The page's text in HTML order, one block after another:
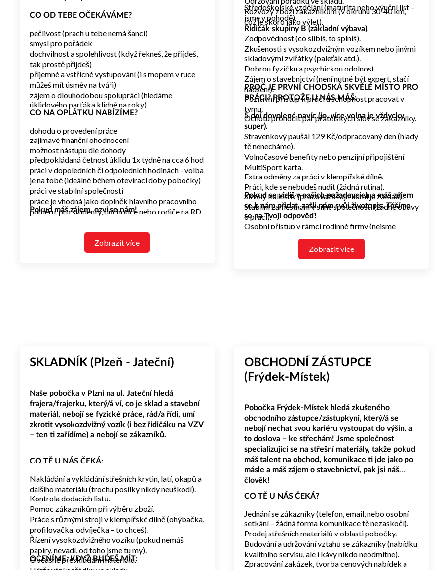
CO OD TEBE OČEKÁVÁME?
pečlivost (prach u tebe nemá šanci)
smysl pro pořádek
dochvilnost a spolehlivost (když řekneš, že přijdeš,
tak prostě přijdeš)
příjemné a vstřícné vystupování (i s mopem v ruce
můžeš mít úsměv na tváři)
zájem o dlouhodobou spolupráci (hledáme
úklidového parťáka klidně na roky)
CO NA OPLÁTKU NABÍZÍME?
dohodu o provedení práce
zajímavé finanční ohodnocení
možnost nástupu dle dohody
předpokládaná četnost úklidu 1x týdně na cca 6 hod
práci v dopoledních či odpoledních hodinách - volba
je na tobě (ideálně během otevírací doby pobočky)
práci ve stabilní společnosti
práce je vhodná jako doplněk hlavního pracovního
poměru, pro studenty, důchodce nebo rodiče na RD
Pokud máš zájem, ozvi se nám!
Zobrazit více
Rozvozy zboží zákazníkům (v okruhu 30-40 km,
což je skoro jako výlet).
Středoškolské vzdělání (maturita nebo výuční list –
jsme v pohodě).
Řidičák skupiny B (základní výbava).
Zodpovědnost (co slíbíš, to splníš).
Zkušenosti s vysokozdvižným vozíkem nebo jinými
skladovými zvířátky (paleťák atd.).
Dobrou fyzičku a psychickou odolnost.
Zájem o stavebnictví (není nutné být expert, stačí
nadšení).
Pozitivní přístup k práci a schopnost pracovat v
týmu.
Ochotu prohodit pár přátelských slov se zákazníky.
PROČ JE PRVNÍ CHODSKÁ SKVĚLÉ MÍSTO PRO
PRÁCI? PROTOŽE U NÁS MÁŠ:
5 dní dovolené navíc (jo, více volna je vždycky
super).
Stravenkový paušál 129 Kč/odpracovaný den (hlady
tě nenecháme).
Volnočasové benefity nebo penzijní připojištění.
MultiSport karta.
Extra odměny za práci v klempířské dílně.
Práci, kde se nebudeš nudit (žádná rutina).
Skvělý kolektiv (pracovat s fajn lidmi je základ).
Stabilní zaměstnání v silné společnosti (žádné obavy
o práci).
Osobní přístup v rámci rodinné firmy (nejsme
Firemní akce a teambuildingy.
Zaměstnanecké slevy na prodávané zboží.
Pokud se vidíš v našich požadavcích a máš zájem
se k nám přidat, zašli nám svůj životopis. Těšíme
se na Tvoji odpověď!
Zobrazit více
SKLADNÍK (Plzeň - Jateční)
Naše pobočka v Plzni na ul. Jateční hledá
frajera/frajerku, který/á ví, co je sklad a stavební
materiál, nebojí se fyzické práce, rád/a řídí, umí
zkrotit vysokozdvižný vozík (i bez řidičáku na VZV
– ten ti zařídíme) a nebojí se zákazníků.
CO TĚ U NÁS ČEKÁ:
Nakládání a vykládání střešních krytin, latí, okapů a
dalšího materiálu (trochu posilky nikdy neuškodí).
Kontrola dodacích listů.
Pomoc zákazníkům při výběru zboží.
Práce s různými stroji v klempířské dílně (ohýbačka,
profilovačka, odvíječka – to chceš).
Řízení vysokozdvižného vozíku (pokud nemáš
papíry, nevadí, od toho jsme tu my).
Občasné přeskládání materiálu.
OCENÍME, KDYŽ BUDEŠ MÍT:
OBCHODNÍ ZÁSTUPCE
(Frýdek-Místek)
Pobočka Frýdek-Místek hledá zkušeného
obchodního zástupce/zástupkyni, který/á se
nebojí nechat svou kariéru vystoupat do výšin, a
to doslova – ke střechám! Jsme společnost
specializující se na střešní materiály, takže pokud
máš talent na obchod, komunikace ti jde jako po
másle a máš zájem o stavebnictví, pak jsi náš
člověk!
CO TĚ U NÁS ČEKÁ?
Jednání se zákazníky (telefon, email, nebo osobní
setkání – žádná forma komunikace tě nezaskočí).
Prodej střešních materiálů v oblasti pobočky.
Budování a udržování vztahů se zákazníky (nabídku
kvalitního servisu, ale i kávy nikdo neodmítne).
Zpracování zakázek, tvorba cenových nabídek a